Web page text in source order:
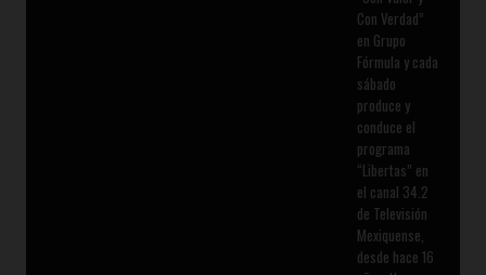
Con Verdad”
en Grupo
Fórmula y cada
sábado
produce y
conduce el
programa
“Libertas” en
el canal 34.2
de Televisión
Mexiquense,
desde hace 16